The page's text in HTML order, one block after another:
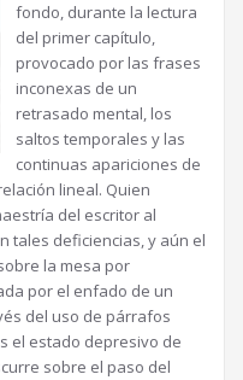
fondo, durante la lectura
del primer capítulo,
provocado por las frases
inconexas de un
retrasado mental, los
saltos temporales y las
continuas apariciones de
lineal. Quien
del escritor al
tales deficiencias, y aún el
la mesa por
por el enfado de un
del uso de párrafos
el estado depresivo de
sobre el paso del